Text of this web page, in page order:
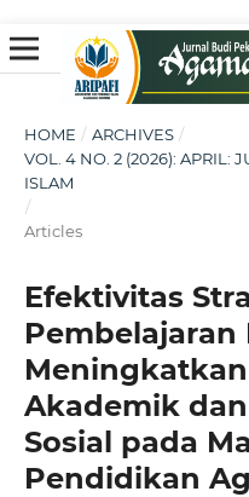
HOME / ARCHIVES /
VOL. 4 NO. 2 (2026): APRIL:
ISLAM
/
Articles
Efektivitas
Akademik
Sosial pada
Pendidikan